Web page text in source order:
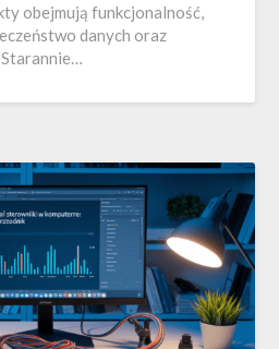
obejmują funkcjonalność,
danych oraz